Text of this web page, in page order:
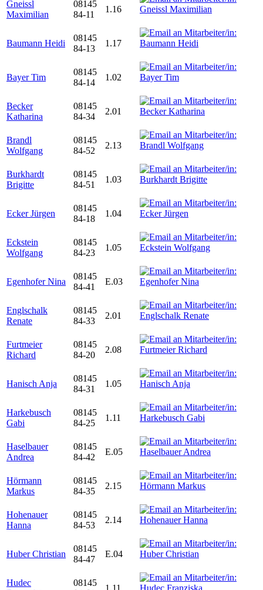
Gneissl
Maximilian
08145
84-11
1.16
Baumann Heidi
08145
84-13
1.17
Bayer Tim
08145
84-14
1.02
Becker
Katharina
08145
84-34
2.01
Brandl
Wolfgang
08145
84-52
2.13
Burkhardt
Brigitte
08145
84-51
1.03
Ecker Jürgen
08145
84-18
1.04
Eckstein
Wolfgang
08145
84-23
1.05
Egenhofer Nina
08145
84-41
E.03
Englschalk
Renate
08145
84-33
2.01
Furtmeier
Richard
08145
84-20
2.08
Hanisch Anja
08145
84-31
1.05
Harkebusch
Gabi
08145
84-25
1.11
Haselbauer
Andrea
08145
84-42
E.05
Hörmann
Markus
08145
84-35
2.15
Hohenauer
Hanna
08145
84-53
2.14
Huber Christian
08145
84-47
E.04
Hudec
08145